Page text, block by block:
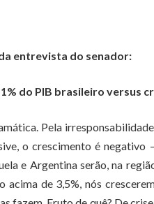
entrevista do senador:
do PIB brasileiro versus
Pela
o crescimento é
e Argentina serão, na
acima de 3,5%, nós